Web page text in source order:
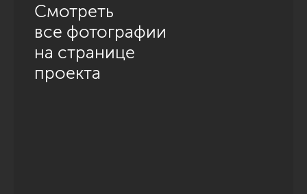
Смотреть
все фотографии
на странице
проекта